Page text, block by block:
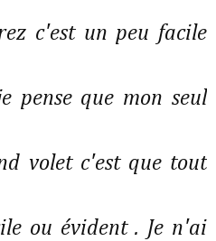
c'est un peu facile
pense que mon seul
volet c'est que tout
ou évident . Je n'ai